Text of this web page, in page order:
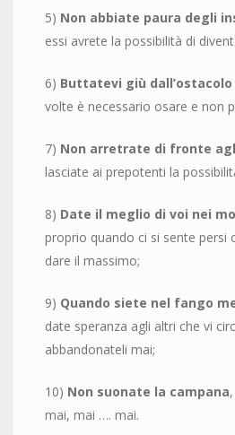
5) Non abbiate paura degli
essi avrete la possibilità di
6) Buttatevi giù
volte è necessario osare e non
7) Non arretrate di fronte
lasciate ai prepotenti la
8) Date il meglio di voi nei
proprio quando ci si sente persi
dare il massimo;
9) Quando siete nel fango
date speranza agli altri che vi
abbandonateli mai;
10) Non suonate la campana
mai, mai …. mai.